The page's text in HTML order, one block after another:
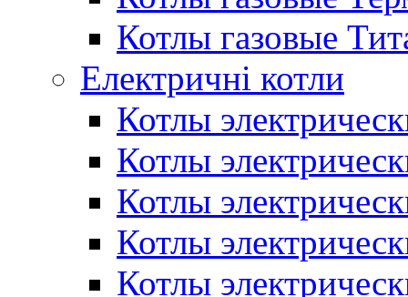
Котлы газовые
Електричні котли
Котлы
Котлы
Котлы
Котлы
Котлы